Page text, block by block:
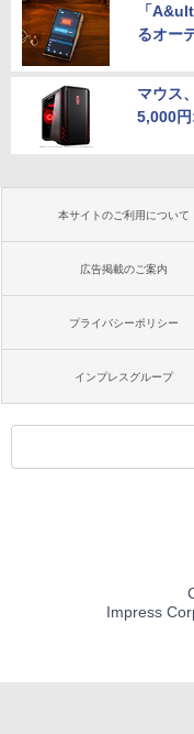
「
るオー
マウス
5,000円
本サイトのご利用について
広告掲載のご案内
プライバシーポリシー
インプレスグループ
Impress